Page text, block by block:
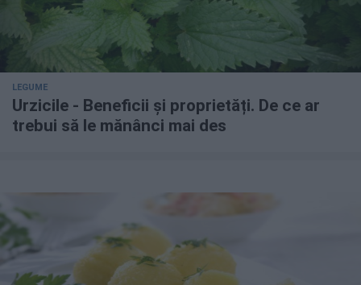
LEGUME
Urzicile - Beneficii și proprietăți. De ce ar
trebui să le mănânci mai des